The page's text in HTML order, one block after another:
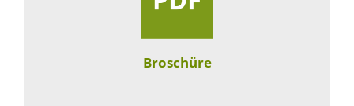
Broschüre